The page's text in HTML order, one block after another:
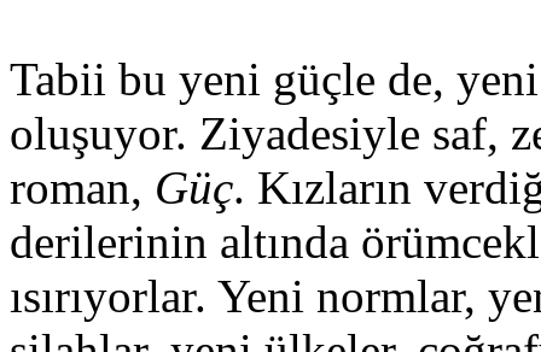
Tabii bu yeni güçle de,
oluşuyor. Ziyadesiyle saf,
roman, Güç. Kızların
derilerinin altında
ısırıyorlar. Yeni normlar,